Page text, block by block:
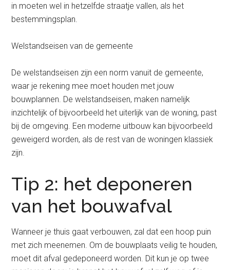
in moeten wel in hetzelfde straatje vallen, als het
bestemmingsplan.
Welstandseisen van de gemeente
De welstandseisen zijn een norm vanuit de gemeente,
waar je rekening mee moet houden met jouw
bouwplannen. De welstandseisen, maken namelijk
inzichtelijk of bijvoorbeeld het uiterlijk van de woning, past
bij de omgeving. Een moderne uitbouw kan bijvoorbeeld
geweigerd worden, als de rest van de woningen klassiek
zijn.
Tip 2: het deponeren
van het bouwafval
Wanneer je thuis gaat verbouwen, zal dat een hoop puin
met zich meenemen. Om de bouwplaats veilig te houden,
moet dit afval gedeponeerd worden. Dit kun je op twee